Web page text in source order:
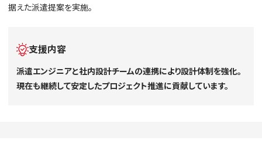
据えた派遣提案を実施。
支援内容
派遣エンジニアと社内設計チームの連携により設計体制を強化。
現在も継続して安定したプロジェクト推進に貢献しています。